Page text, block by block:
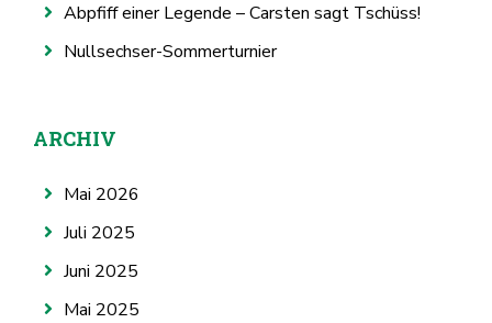
Abpfiff einer Legende – Carsten sagt Tschüss!
Nullsechser-Sommerturnier
ARCHIV
Mai 2026
Juli 2025
Juni 2025
Mai 2025